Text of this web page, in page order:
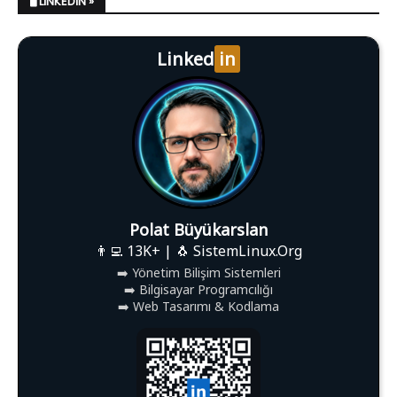
Linked in
Polat Büyükarslan
👨‍💻 13K+ | 🐧 SistemLinux.Org
➡️ Yönetim Bilişim Sistemleri
➡️ Bilgisayar Programcılığı
➡️ Web Tasarımı & Kodlama